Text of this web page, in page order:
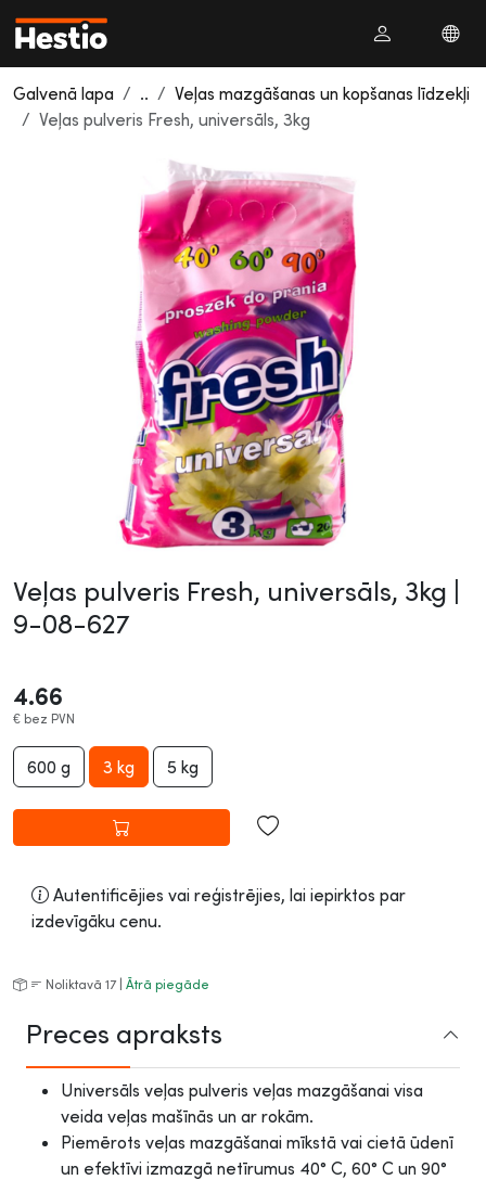
Galvenā lapa ..
Veļas mazgāšanas un kopšanas līdzekļi
Veļas pulveris Fresh, universāls, 3kg
Veļas pulveris Fresh, universāls, 3kg |
9-08-627
4.66
€ bez PVN
600 g 3 kg 5 kg
Autentificējies vai reģistrējies, lai iepirktos par
izdevīgāku cenu.
Noliktavā 17 | Ātrā piegāde
Preces apraksts
Universāls veļas pulveris veļas mazgāšanai visa
veida veļas mašīnās un ar rokām.
Piemērots veļas mazgāšanai mīkstā vai cietā ūdenī
un efektīvi izmazgā netīrumus 40° C, 60° C un 90°